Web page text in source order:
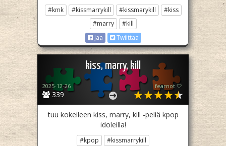
#kmk #kissmarrykill #kissmarykill
#kiss
#marry
#kill
Jaa
Twiittaa
kiss, marry, kill
339
2025-12-26 fearnot 🤍
tuu kokeileen kiss, marry, kill -peliä kpop
idoleilla!
#kpop
#kissmarrykill